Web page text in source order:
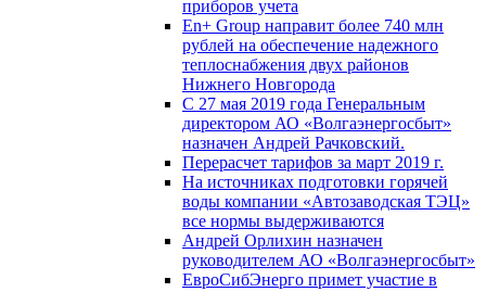
приборов учета
En+ Group направит более 740 млн
рублей на обеспечение надежного
теплоснабжения двух районов
Нижнего Новгорода
С 27 мая 2019 года Генеральным
директором АО «Волгаэнергосбыт»
назначен Андрей Рачковский.
Перерасчет тарифов за март 2019 г.
На источниках подготовки горячей
воды компании «Автозаводская ТЭЦ»
все нормы выдерживаются
Андрей Орлихин назначен
руководителем АО «Волгаэнергосбыт»
ЕвроСибЭнерго примет участие в